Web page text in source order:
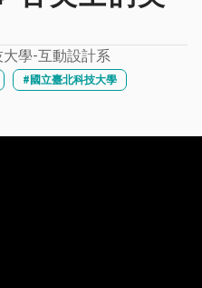
學-互動設計系
#國立臺北科技大學